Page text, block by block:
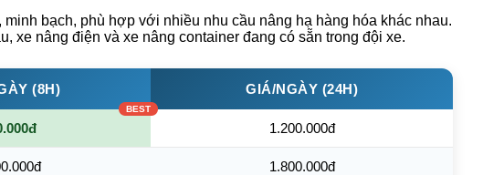
bạch, phù hợp với nhiều nhu cầu nâng hạ hàng hóa khác nhau.
xe nâng điện và xe nâng container đang có sẵn trong đội xe.
(8H) GIÁ/NGÀY (24H)
1.200.000đ
1.800.000đ